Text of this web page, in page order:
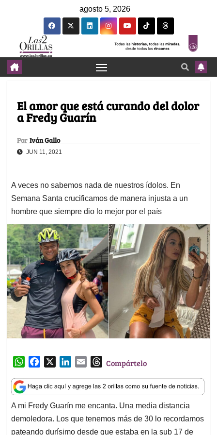
agosto 5, 2026
El amor que está curando del dolor
a Fredy Guarín
Por Iván Gallo
JUN 11, 2021
A veces no sabemos nada de nuestros ídolos. En
Semana Santa crucificamos de manera injusta a un
hombre que siempre dio lo mejor por el país
W
a
t
s
A
p
c
e
b
o
o
n
k
e
d
I
a
i
l
T
r
e
a
d
s
Compártelo
A mi Fredy Guarín me encanta. Una media distancia
demoledora. Los que tenemos más de 30 lo recordamos
pateando durísimo desde que estaba en la sub 17 de